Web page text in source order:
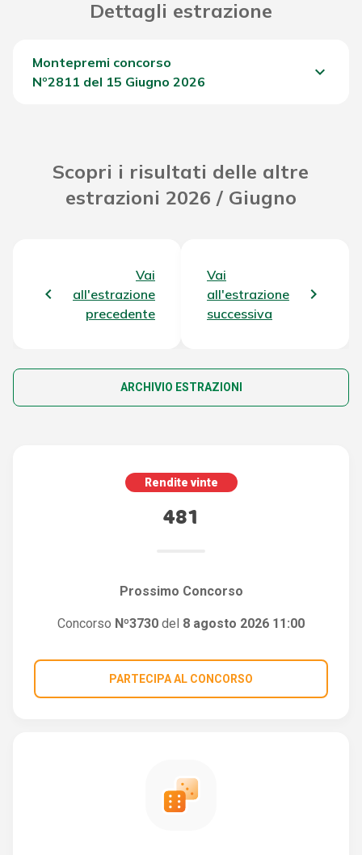
Dettagli estrazione
Montepremi concorso
Nº2811 del 15 Giugno 2026
keyboard_arrow_down
Scopri i risultati delle altre
estrazioni 2026 / Giugno
Vai
all'estrazione
precedente
Vai
all'estrazione
successiva
ARCHIVIO ESTRAZIONI
Rendite vinte
481
Prossimo Concorso
Concorso Nº3730 del 8 agosto 2026 11:00
PARTECIPA AL CONCORSO